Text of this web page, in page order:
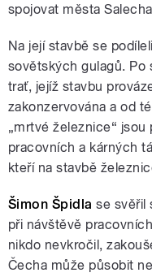
spojovat města
Na její stavbě se
sovětských gulagů. Po
trať, jejíž stavbu
zakonzervována a od
„mrtvé železnice“
pracovních a kárných
kteří na stavbě
Šimon Špidla se svěřil
při návštěvě
nikdo nevkročil,
Čecha může působit